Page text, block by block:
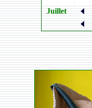
Juillet